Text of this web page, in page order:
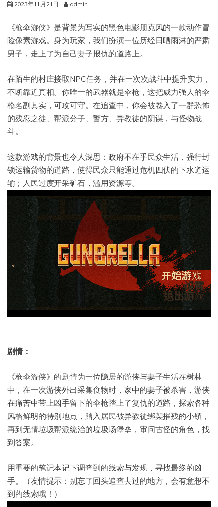
2023年11月21日 admin
《枪伞游侠》是背景为写实的黑色电影朋克风的一款动作冒
险像素游戏。身为玩家，我们扮演一位历经日晒雨淋的严肃
男子，走上了为自己妻子报仇的道路上。
在陌生的村庄接取NPC任务，并在一次次战斗中提升实力，
不断靠近真相。你唯一的武器就是伞枪，这把威力强大的伞
枪名副其实，可攻可守。在追查中，你会被卷入了一群恐怖
的残忍之徒、帮派分子、警方、异教徒的阴谋，与怪物战
斗。
这款游戏的背景也令人深思：政府不在乎民众生活，强行封
锁运输货物的道路，使得民众只能通过危机四伏的下水道运
输；人民过度开采矿石，滥用资源等。
剧情：
《枪伞游侠》的剧情为一位隐居的游侠与妻子生活在树林
中，在一次游侠外出采集食物时，家中的妻子被杀害，游侠
在痛苦中带上凶手留下的伞枪踏上了复仇的道路，探索各种
风格鲜明的特别地点，踏入居民被异教徒绑架摧残的小镇，
再到无情垃圾帮派统治的垃圾场堡垒，审问古怪的角色，找
到答案。
用重要的笔记本记下调查到的线索与发现，寻找最终的凶
手。（友情提示：别忘了回头追查去过的地方，会有意想不
到的线索哦！）